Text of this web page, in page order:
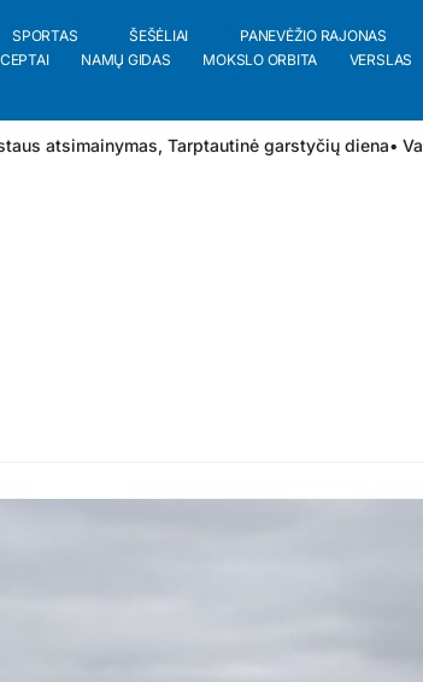
SPORTAS ŠEŠĖLIAI PANEVĖŽIO RAJONAS
NAMŲ GIDAS MOKSLO ORBITA VERSLAS
atsimainymas, Tarptautinė garstyčių diena•